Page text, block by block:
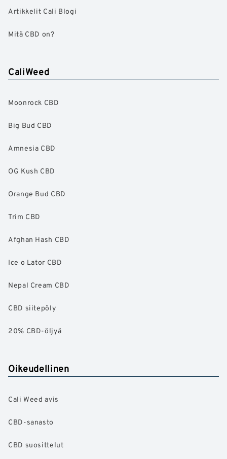
Artikkelit Cali Blogi
Mitä CBD on?
CaliWeed
Moonrock CBD
Big Bud CBD
Amnesia CBD
OG Kush CBD
Orange Bud CBD
Trim CBD
Afghan Hash CBD
Ice o Lator CBD
Nepal Cream CBD
CBD siitepöly
20% CBD-öljyä
Oikeudellinen
Cali Weed avis
CBD-sanasto
CBD suosittelut